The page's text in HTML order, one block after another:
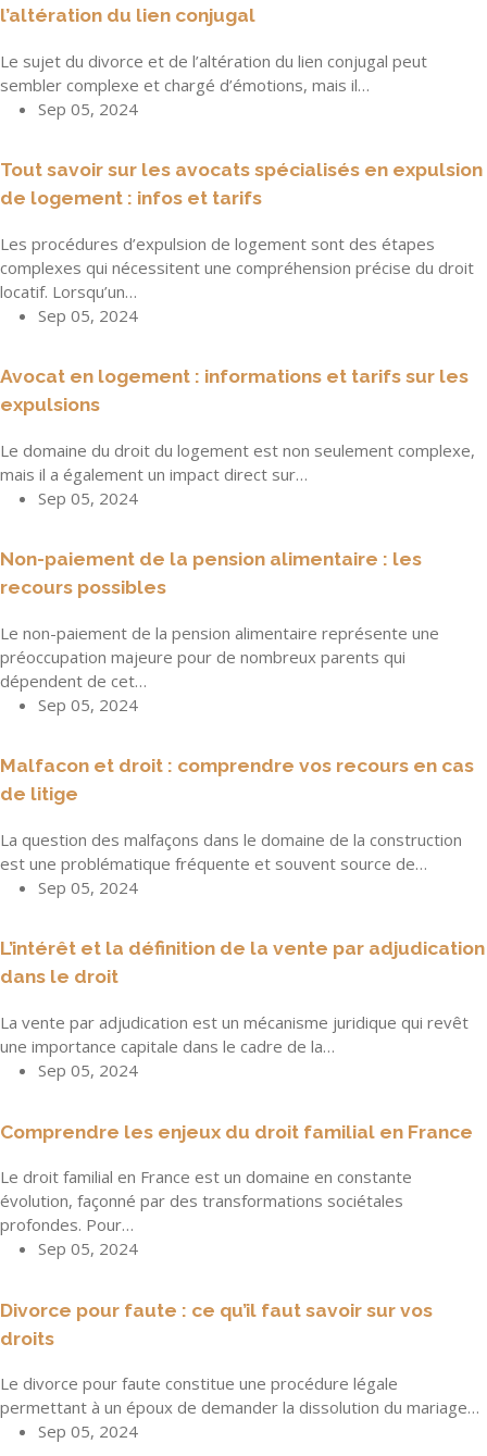
l’altération du lien conjugal
Le sujet du divorce et de l’altération du lien conjugal peut
sembler complexe et chargé d’émotions, mais il…
Sep 05, 2024
Tout savoir sur les avocats spécialisés en expulsion
de logement : infos et tarifs
Les procédures d’expulsion de logement sont des étapes
complexes qui nécessitent une compréhension précise du droit
locatif. Lorsqu’un…
Sep 05, 2024
Avocat en logement : informations et tarifs sur les
expulsions
Le domaine du droit du logement est non seulement complexe,
mais il a également un impact direct sur…
Sep 05, 2024
Non-paiement de la pension alimentaire : les
recours possibles
Le non-paiement de la pension alimentaire représente une
préoccupation majeure pour de nombreux parents qui
dépendent de cet…
Sep 05, 2024
Malfacon et droit : comprendre vos recours en cas
de litige
La question des malfaçons dans le domaine de la construction
est une problématique fréquente et souvent source de…
Sep 05, 2024
L’intérêt et la définition de la vente par adjudication
dans le droit
La vente par adjudication est un mécanisme juridique qui revêt
une importance capitale dans le cadre de la…
Sep 05, 2024
Comprendre les enjeux du droit familial en France
Le droit familial en France est un domaine en constante
évolution, façonné par des transformations sociétales
profondes. Pour…
Sep 05, 2024
Divorce pour faute : ce qu’il faut savoir sur vos
droits
Le divorce pour faute constitue une procédure légale
permettant à un époux de demander la dissolution du mariage…
Sep 05, 2024